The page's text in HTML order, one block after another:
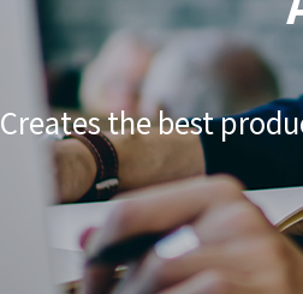
Creates the best